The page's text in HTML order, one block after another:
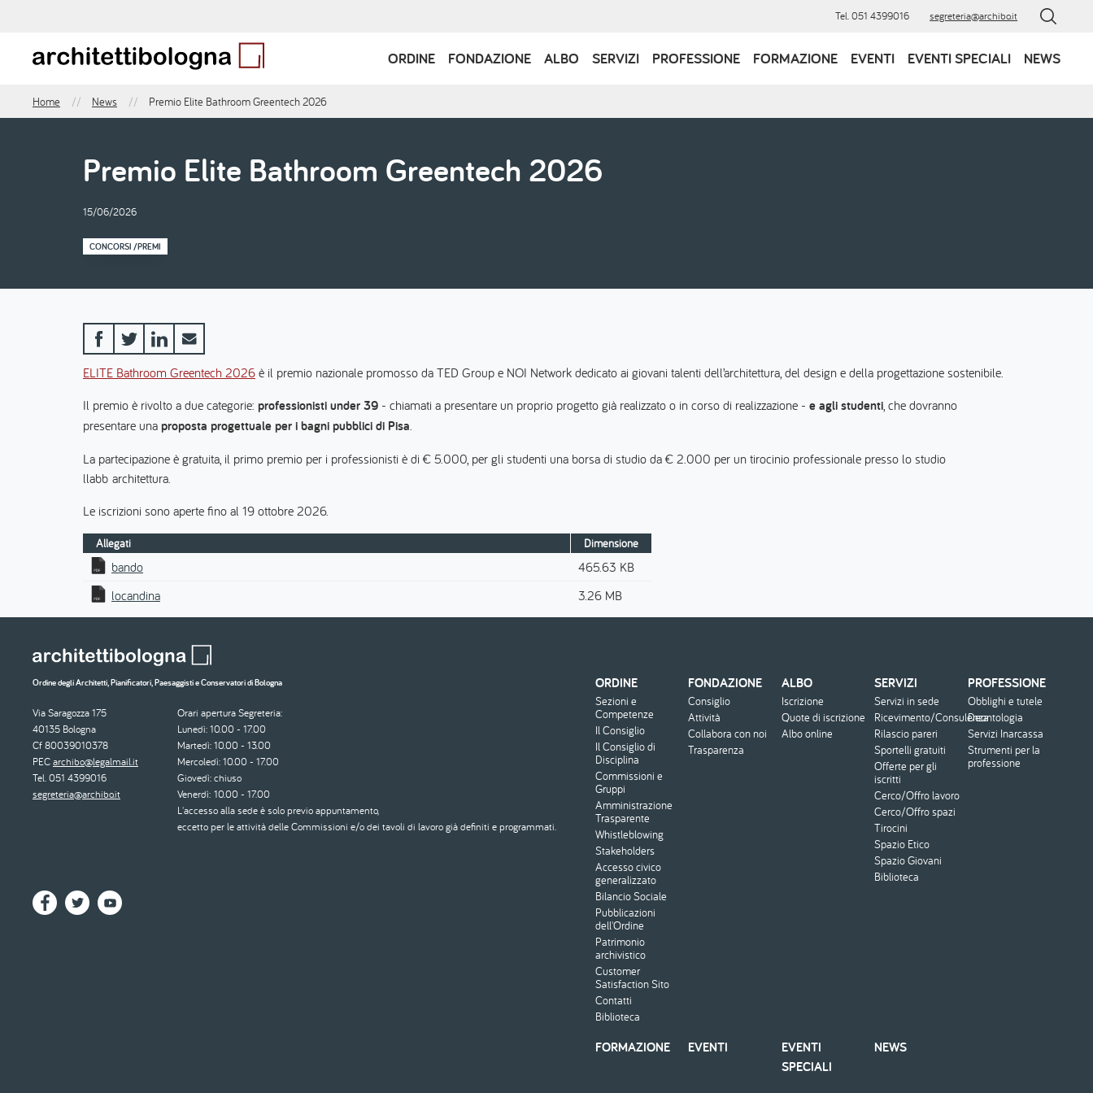
contenuto
principale
Tel. 051 4399016 segreteria@archibo.it
Navigazione
ORDINE FONDAZIONE ALBO SERVIZI PROFESSIONE FORMAZIONE EVENTI EVENTI SPECIALI NEWS
Briciole
Home News Premio Elite Bathroom Greentech 2026
Premio Elite Bathroom Greentech 2026
15/06/2026
CONCORSI /PREMI
ELITE Bathroom Greentech 2026 è il premio nazionale promosso da TED Group e NOI Network dedicato ai giovani talenti dell’architettura, del design e della progettazione sostenibile.
Il premio è rivolto a due categorie: professionisti under 39 - chiamati a presentare un proprio progetto già realizzato o in corso di realizzazione - e agli studenti, che dovranno
presentare una proposta progettuale per i bagni pubblici di Pisa.
La partecipazione è gratuita, il primo premio per i professionisti è di € 5.000, per gli studenti una borsa di studio da € 2.000 per un tirocinio professionale presso lo studio
llabb architettura.
Le iscrizioni sono aperte fino al 19 ottobre 2026.
Allegati Dimensione
bando
465.63 KB
locandina
3.26 MB
Ordine degli Architetti, Pianificatori, Paesaggisti e Conservatori di Bologna
Via Saragozza 175
40135 Bologna
Cf 80039010378
PECarchibo@legalmail.it
Tel. 051 4399016
segreteria@archibo.it
Orari apertura Segreteria:
Lunedì: 10.00 - 17.00
Martedì: 10.00 - 13.00
Mercoledì: 10.00 - 17.00
Giovedì: chiuso
Venerdì: 10.00 - 17.00
L'accesso alla sede è solo previo appuntamento,
eccetto per le attività delle Commissioni e/o dei tavoli di lavoro già definiti e programmati.
Menu
footer
ORDINE
Sezioni e
Competenze
Il Consiglio
Il Consiglio di
Disciplina
Commissioni e
Gruppi
Amministrazione
Trasparente
Whistleblowing
Stakeholders
Accesso civico
generalizzato
Bilancio Sociale
Pubblicazioni
dell'Ordine
Patrimonio
archivistico
Customer
Satisfaction Sito
Contatti
Biblioteca
FONDAZIONE
Consiglio
Attività
Collabora con noi
Trasparenza
ALBO
Iscrizione
Quote di iscrizione
Albo online
SERVIZI
Servizi in sede
Ricevimento/Consulenza
Rilascio pareri
Sportelli gratuiti
Offerte per gli
iscritti
Cerco/Offro lavoro
Cerco/Offro spazi
Tirocini
Spazio Etico
Spazio Giovani
Biblioteca
PROFESSIONE
Obblighi e tutele
Deontologia
Servizi Inarcassa
Strumenti per la
professione
FORMAZIONE EVENTI
EVENTI
SPECIALI
NEWS